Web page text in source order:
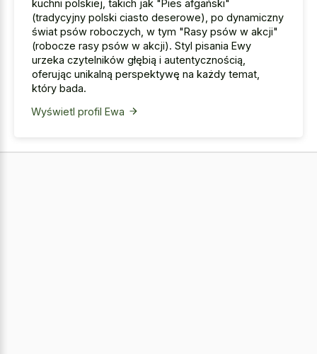
kuchni polskiej, takich jak "Pies afgański"
(tradycyjny polski ciasto deserowe), po dynamiczny
świat psów roboczych, w tym "Rasy psów w akcji"
(robocze rasy psów w akcji). Styl pisania Ewy
urzeka czytelników głębią i autentycznością,
oferując unikalną perspektywę na każdy temat,
który bada.
Wyświetl profil Ewa